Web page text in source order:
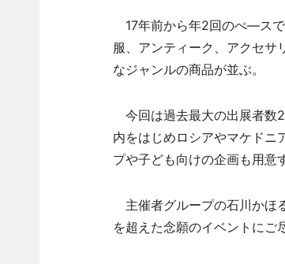
17年前から年2回のぺ―スで
服、アンティーク、アクセサ
なジャンルの商品が並ぶ。
今回は過去最大の出展者数
内をはじめロシアやマケドニ
プや子ども向けの企画も用意
主催者グループの石川かほ
を超えた念願のイベントにご